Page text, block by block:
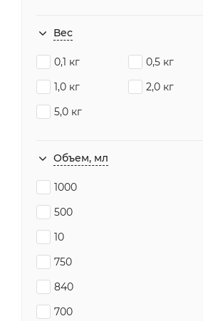
Вес
0,1 кг
0,5 кг
1,0 кг
2,0 кг
5,0 кг
Объем, мл
1000
500
10
750
840
700